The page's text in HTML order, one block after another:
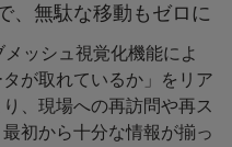
、無駄な移動もゼロに
ッシュ視覚化機能によ
が取れているか」をリア
、現場への再訪問や再ス
初から十分な情報が揃っ